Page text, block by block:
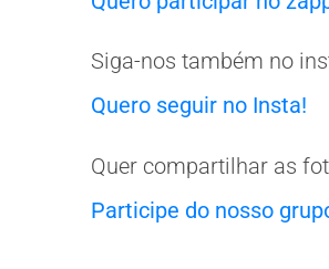
Siga-nos também no
Quero seguir no Insta!
Quer compartilhar as
Participe do nosso